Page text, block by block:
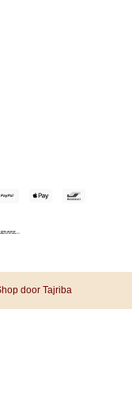
door Tajriba